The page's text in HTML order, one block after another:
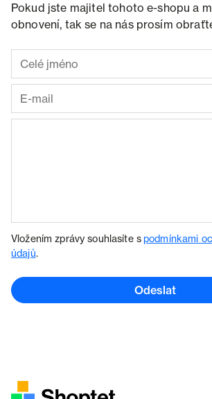
Pokud jste majitel tohoto e-shopu a
obnovení, tak se na nás prosím
Vložením zprávy souhlasíte spodmínkami
údajů.
Odeslat